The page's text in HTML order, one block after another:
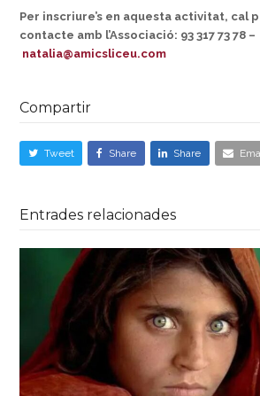
Per inscriure’s en aquesta activitat, cal
contacte amb l’Associació: 93 317 73 78 –
natalia@amicsliceu.com
Compartir
Tweet Share Share
Entrades relacionades